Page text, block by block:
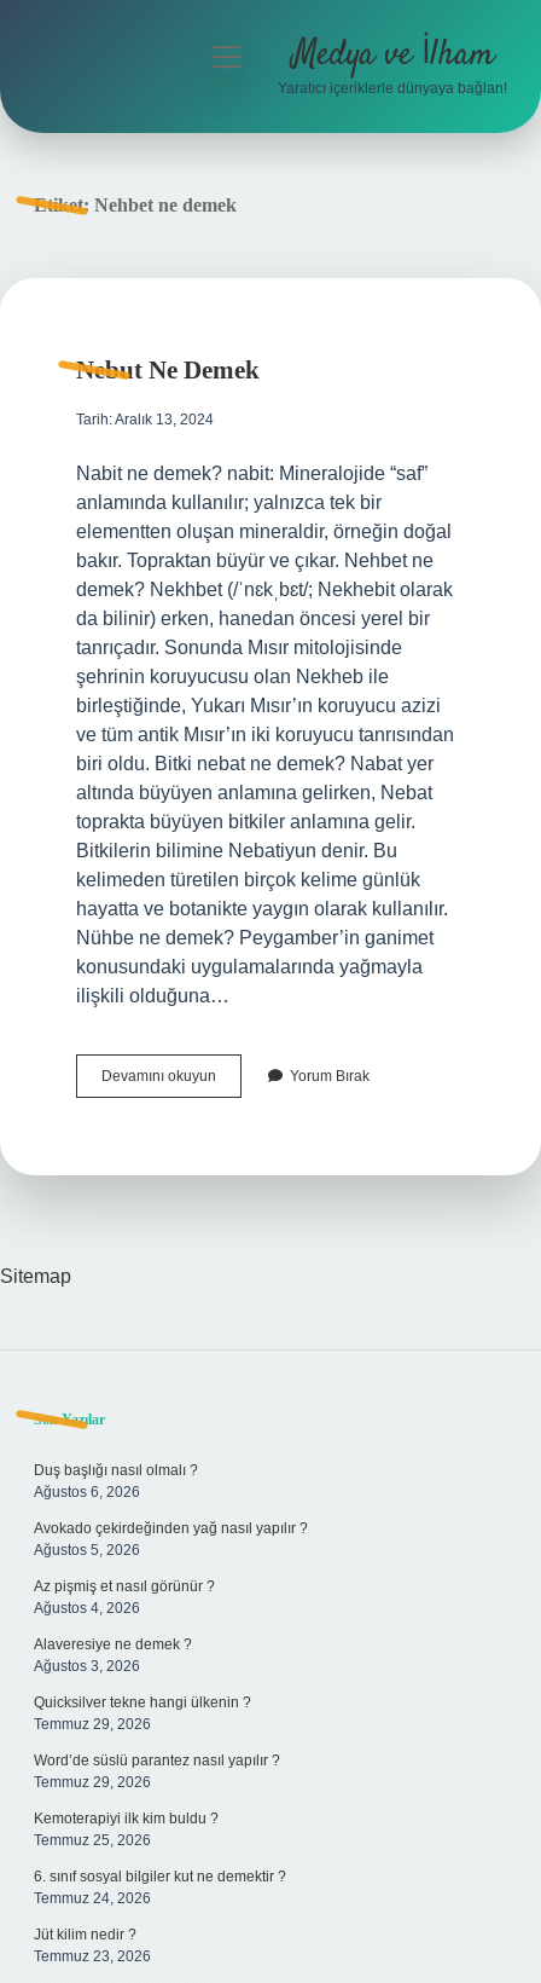
menüyü
Medya ve İlham
Yaratıcı içeriklerle dünyaya bağlan!
Etiket: Nehbet ne demek
Nebut Ne Demek
Tarih: Aralık 13, 2024
Nabit ne demek? nabit: Mineralojide “saf”
anlamında kullanılır; yalnızca tek bir
elementten oluşan mineraldir, örneğin doğal
bakır. Topraktan büyür ve çıkar. Nehbet ne
demek? Nekhbet (/ˈnɛkˌbɛt/; Nekhebit olarak
da bilinir) erken, hanedan öncesi yerel bir
tanrıçadır. Sonunda Mısır mitolojisinde
şehrinin koruyucusu olan Nekheb ile
birleştiğinde, Yukarı Mısır’ın koruyucu azizi
ve tüm antik Mısır’ın iki koruyucu tanrısından
biri oldu. Bitki nebat ne demek? Nabat yer
altında büyüyen anlamına gelirken, Nebat
toprakta büyüyen bitkiler anlamına gelir.
Bitkilerin bilimine Nebatiyun denir. Bu
kelimeden türetilen birçok kelime günlük
hayatta ve botanikte yaygın olarak kullanılır.
Nühbe ne demek? Peygamber’in ganimet
konusundaki uygulamalarında yağmayla
ilişkili olduğuna…
Devamını okuyun
Ne
Yorum Bırak
Sitemap
Sidebar
Son Yazılar
Duş başlığı nasıl olmalı ?
Ağustos 6, 2026
Avokado çekirdeğinden yağ nasıl yapılır ?
Ağustos 5, 2026
Az pişmiş et nasıl görünür ?
Ağustos 4, 2026
Alaveresiye ne demek ?
Ağustos 3, 2026
Quicksilver tekne hangi ülkenin ?
Temmuz 29, 2026
Word’de süslü parantez nasıl yapılır ?
Temmuz 29, 2026
Kemoterapiyi ilk kim buldu ?
Temmuz 25, 2026
6. sınıf sosyal bilgiler kut ne demektir ?
Temmuz 24, 2026
Jüt kilim nedir ?
Temmuz 23, 2026